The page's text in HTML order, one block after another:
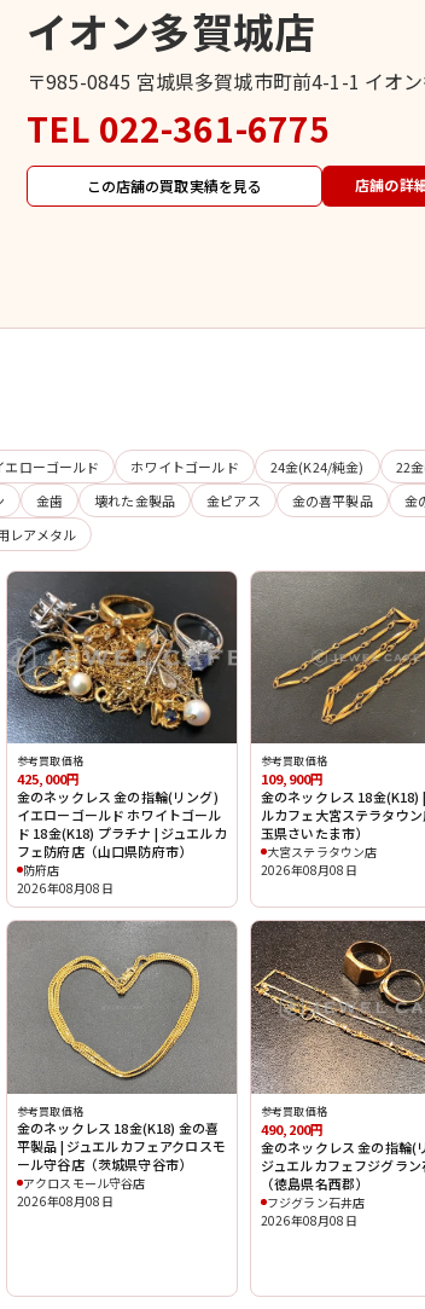
イオン多賀城店
〒985-0845 宮城県多賀城市町前4-1-1 イオ
TEL 022-361-6775
この店舗の買取実績を見る 店舗の詳
エローゴールド ホワイトゴールド 24金(K24/純金) 22
金歯 壊れた金製品 金ピアス 金の喜平製品 金
レアメタル
参考買取価格
425,000円
金のネックレス 金の指輪(リング)
イエローゴールド ホワイトゴール
ド 18金(K18) プラチナ | ジュエルカ
フェ防府店（山口県防府市）
防府店
2026年08月08日
参考買取価格
109,900円
金のネックレス 18金(K18)
ルカフェ大宮ステラタウ
玉県さいたま市）
大宮ステラタウン店
2026年08月08日
参考買取価格
金のネックレス 18金(K18) 金の喜
平製品 | ジュエルカフェアクロスモ
ール守谷店（茨城県守谷市）
アクロスモール守谷店
2026年08月08日
参考買取価格
490,200円
金のネックレス 金の指輪(
ジュエルカフェフジグラ
（徳島県名西郡）
フジグラン石井店
2026年08月08日